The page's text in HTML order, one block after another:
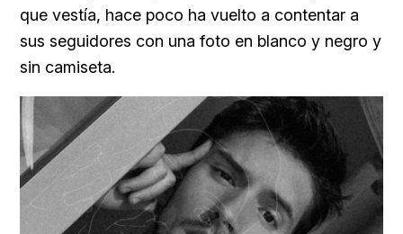
que vestía, hace poco ha vuelto a contentar a
sus seguidores con una foto en blanco y negro y
sin camiseta.